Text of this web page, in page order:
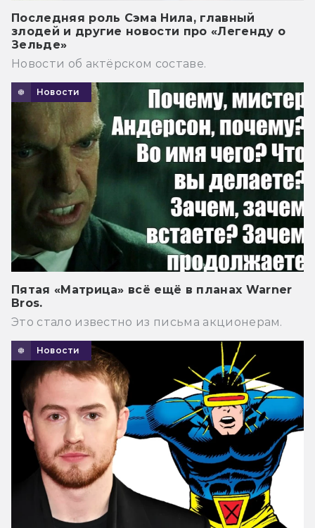
Последняя роль Сэма Нила, главный
злодей и другие новости про «Легенду о
Зельде»
Новости об актёрском составе.
Новости
Пятая «Матрица» всё ещё в планах Warner
Bros.
Это стало известно из письма акционерам.
Новости